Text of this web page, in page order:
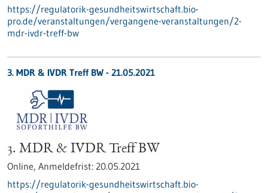
https://regulatorik-gesundheitswirtschaft.bio-
pro.de/veranstaltungen/vergangene-veranstaltungen/2-
mdr-ivdr-treff-bw
3. MDR & IVDR Treff BW - 21.05.2021
3. MDR & IVDR Treff BW
Online, Anmeldefrist: 20.05.2021
https://regulatorik-gesundheitswirtschaft.bio-